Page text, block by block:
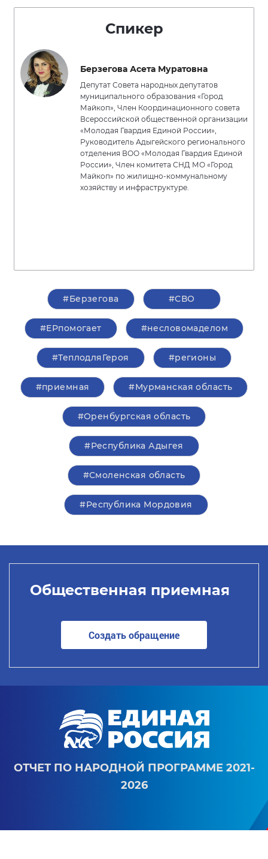
Спикер
Берзегова Асета Муратовна
Депутат Совета народных депутатов
муниципального образования «Город
Майкоп», Член Координационного совета
Всероссийской общественной организации
«Молодая Гвардия Единой России»,
Руководитель Адыгейского регионального
отделения ВОО «Молодая Гвардия Единой
России», Член комитета СНД МО «Город
Майкоп» по жилищно-коммунальному
хозяйству и инфраструктуре.
#Берзегова #СВО
#ЕРпомогает #несловомаделом
#ТеплодляГероя #регионы
#приемная #Мурманская область
#Оренбургская область
#Республика Адыгея
#Смоленская область
#Республика Мордовия
Общественная приемная
Создать обращение
ОТЧЕТ ПО НАРОДНОЙ ПРОГРАММЕ 2021-
2026